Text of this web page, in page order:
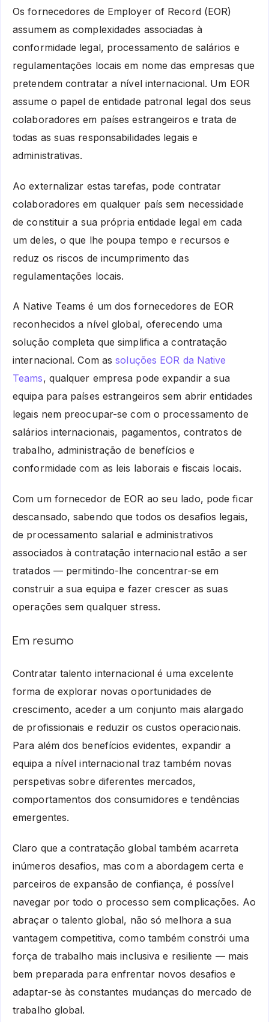
Os fornecedores de Employer of Record (EOR)
assumem as complexidades associadas à
conformidade legal, processamento de salários e
regulamentações locais em nome das empresas que
pretendem contratar a nível internacional. Um EOR
assume o papel de entidade patronal legal dos seus
colaboradores em países estrangeiros e trata de
todas as suas responsabilidades legais e
administrativas.
Ao externalizar estas tarefas, pode contratar
colaboradores em qualquer país sem necessidade
de constituir a sua própria entidade legal em cada
um deles, o que lhe poupa tempo e recursos e
reduz os riscos de incumprimento das
regulamentações locais.
A Native Teams é um dos fornecedores de EOR
reconhecidos a nível global, oferecendo uma
solução completa que simplifica a contratação
internacional. Com assoluções EOR da Native
Teams, qualquer empresa pode expandir a sua
equipa para países estrangeiros sem abrir entidades
legais nem preocupar-se com o processamento de
salários internacionais, pagamentos, contratos de
trabalho, administração de benefícios e
conformidade com as leis laborais e fiscais locais.
Com um fornecedor de EOR ao seu lado, pode ficar
descansado, sabendo que todos os desafios legais,
de processamento salarial e administrativos
associados à contratação internacional estão a ser
tratados — permitindo-lhe concentrar-se em
construir a sua equipa e fazer crescer as suas
operações sem qualquer stress.
Em resumo
Contratar talento internacional é uma excelente
forma de explorar novas oportunidades de
crescimento, aceder a um conjunto mais alargado
de profissionais e reduzir os custos operacionais.
Para além dos benefícios evidentes, expandir a
equipa a nível internacional traz também novas
perspetivas sobre diferentes mercados,
comportamentos dos consumidores e tendências
emergentes.
Claro que a contratação global também acarreta
inúmeros desafios, mas com a abordagem certa e
parceiros de expansão de confiança, é possível
navegar por todo o processo sem complicações. Ao
abraçar o talento global, não só melhora a sua
vantagem competitiva, como também constrói uma
força de trabalho mais inclusiva e resiliente — mais
bem preparada para enfrentar novos desafios e
adaptar-se às constantes mudanças do mercado de
trabalho global.